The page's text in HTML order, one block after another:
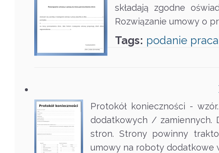
składają zgodne
Rozwiązanie umowy o
Tags: podanie praca
Protokół konieczności -
dodatkowych / zamiennych.
stron. Strony powinny
umowy na roboty dodatkowe